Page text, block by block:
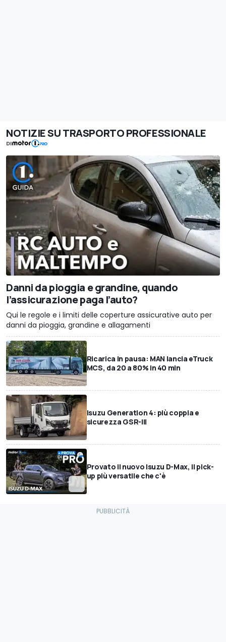
NOTIZIE SU TRASPORTO PROFESSIONALE
DI
Danni da pioggia e grandine, quando
l’assicurazione paga l’auto?
Qui le regole e i limiti delle coperture assicurative auto per
danni da pioggia, grandine e allagamenti
Ricarica in pausa: MAN lancia eTruck
MCS, da 20 a 80% in 40 min
Isuzu Generation 4: più coppia e
sicurezza GSR-III
Provato il nuovo Isuzu D-Max, il pick-
up più versatile che c'è